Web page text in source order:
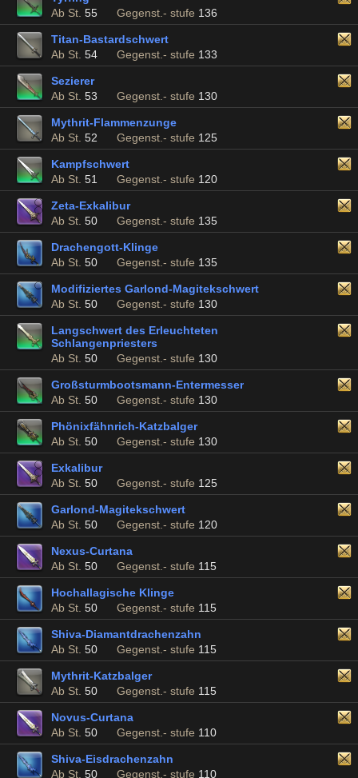
Ab St. 55 Gegenst.- stufe 136
Titan-Bastardschwert
Ab St. 54 Gegenst.- stufe 133
Sezierer
Ab St. 53 Gegenst.- stufe 130
Mythrit-Flammenzunge
Ab St. 52 Gegenst.- stufe 125
Kampfschwert
Ab St. 51 Gegenst.- stufe 120
Zeta-Exkalibur
Ab St. 50 Gegenst.- stufe 135
Drachengott-Klinge
Ab St. 50 Gegenst.- stufe 135
Modifiziertes Garlond-Magitekschwert
Ab St. 50 Gegenst.- stufe 130
Langschwert des Erleuchteten
Schlangenpriesters
Ab St. 50 Gegenst.- stufe 130
Großsturmbootsmann-Entermesser
Ab St. 50 Gegenst.- stufe 130
Phönixfähnrich-Katzbalger
Ab St. 50 Gegenst.- stufe 130
Exkalibur
Ab St. 50 Gegenst.- stufe 125
Garlond-Magitekschwert
Ab St. 50 Gegenst.- stufe 120
Nexus-Curtana
Ab St. 50 Gegenst.- stufe 115
Hochallagische Klinge
Ab St. 50 Gegenst.- stufe 115
Shiva-Diamantdrachenzahn
Ab St. 50 Gegenst.- stufe 115
Mythrit-Katzbalger
Ab St. 50 Gegenst.- stufe 115
Novus-Curtana
Ab St. 50 Gegenst.- stufe 110
Shiva-Eisdrachenzahn
Ab St. 50 Gegenst.- stufe 110